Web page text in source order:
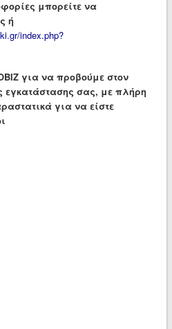
μπορείτε να
ή
index.php?
για να προβούμε στον
εγκατάστασης σας, με πλήρη
για να είστε